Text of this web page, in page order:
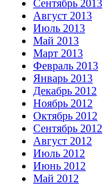
Сентябрь 2013
Август 2013
Июль 2013
Май 2013
Март 2013
Февраль 2013
Январь 2013
Декабрь 2012
Ноябрь 2012
Октябрь 2012
Сентябрь 2012
Август 2012
Июль 2012
Июнь 2012
Май 2012